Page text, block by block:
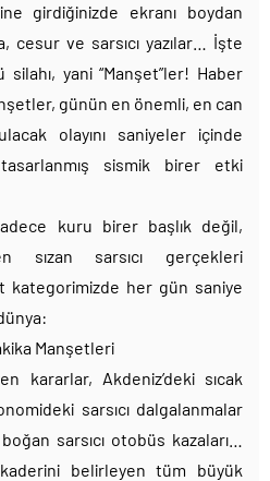
girdiğinizde ekranı boydan
cesur ve sarsıcı yazılar… İşte
yani “Manşet”ler! Haber
günün en önemli, en can
olayını saniyeler içinde
sismik birer etki
kuru birer başlık değil,
sızan sarsıcı gerçekleri
kategorimizde her gün saniye
Manşetleri
kararlar, Akdeniz’deki sıcak
sarsıcı dalgalanmalar
sarsıcı otobüs kazaları…
belirleyen tüm büyük